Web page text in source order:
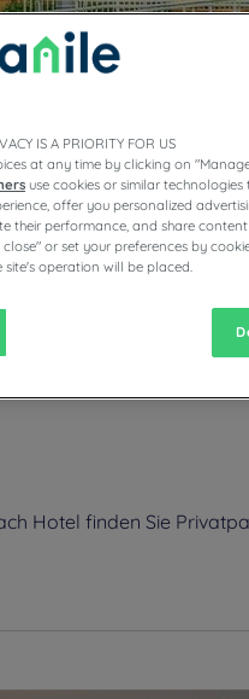
to interact with the
Navigate
von Dax. Nach einem
Bettwäsche und genießen
Hotel finden Sie
IS A PRIORITY FOR US
at any time by clicking on
use cookies or similar
offer you personalized
their performance, and share
or set your preferences by
site's operation will be placed.